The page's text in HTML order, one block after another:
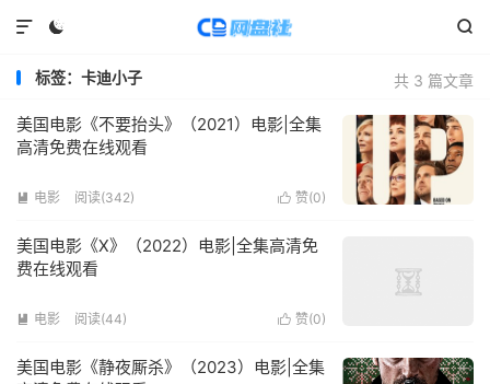
 

共 3 篇文章
标签：卡迪小子
美国电影《不要抬头》（2021）电影|全集
高清免费在线观看
 赞(0)
 电影 阅读(342)
美国电影《X》（2022）电影|全集高清免
费在线观看
 赞(0)
 电影 阅读(44)
美国电影《静夜厮杀》（2023）电影|全集